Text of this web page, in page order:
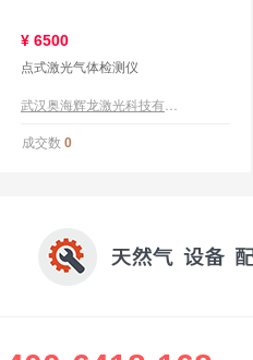
¥ 6500
点式激光气体检测仪
成交数 0